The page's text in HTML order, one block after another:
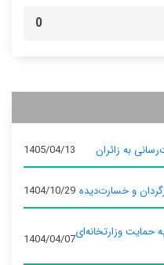
0
به زائران 1405/04/13
و خسارت‌دیده 1404/10/29
حمایت وزارتخانه‌ای1404/04/07